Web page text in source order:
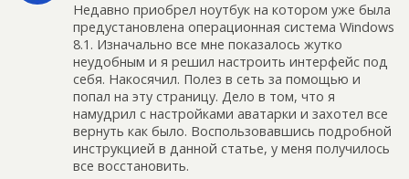
Недавно приобрел ноутбук на котором уже была
предустановлена операционная система Windows
8.1. Изначально все мне показалось жутко
неудобным и я решил настроить интерфейс под
себя. Накосячил. Полез в сеть за помощью и
попал на эту страницу. Дело в том, что я
намудрил с настройками аватарки и захотел все
вернуть как было. Воспользовавшись подробной
инструкцией в данной статье, у меня получилось
все восстановить.